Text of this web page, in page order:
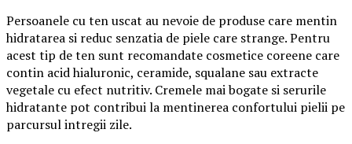
Persoanele cu ten uscat au nevoie de produse care mentin
hidratarea si reduc senzatia de piele care strange. Pentru
acest tip de ten sunt recomandate cosmetice coreene care
contin acid hialuronic, ceramide, squalane sau extracte
vegetale cu efect nutritiv. Cremele mai bogate si serurile
hidratante pot contribui la mentinerea confortului pielii pe
parcursul intregii zile.